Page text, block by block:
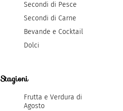
Secondi di Pesce
Secondi di Carne
Bevande e Cocktail
Dolci
Stagioni
Frutta e Verdura di
Agosto